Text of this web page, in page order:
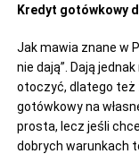
Kredyt gotówkowy
Jak mawia znane w
nie dają”. Dają
otoczyć, dlatego też
gotówkowy na
prosta, lecz jeśli
dobrych warunkach